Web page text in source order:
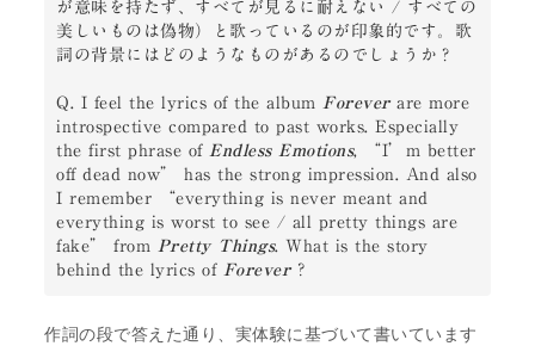
が意味を持たず、すべてが見るに耐えない / すべての
美しいものは偽物）と歌っているのが印象的です。歌
詞の背景にはどのようなものがあるのでしょうか？
Q. I feel the lyrics of the album Forever are more
introspective compared to past works. Especially
the first phrase of Endless Emotions, “I’m better
off dead now” has the strong impression. And also
I remember “everything is never meant and
everything is worst to see / all pretty things are
fake” from
Pretty Things. What is the story
behind the lyrics of Forever ?
作詞の段で答えた通り、実体験に基づいて書いています